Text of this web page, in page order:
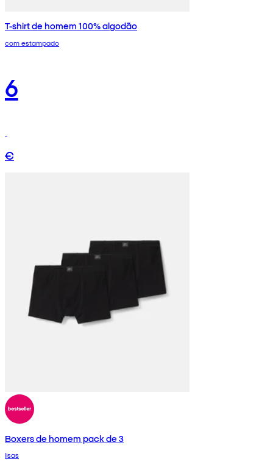
T-shirt de homem 100% algodão
com estampado
6
€
Boxers de homem pack de 3
lisas